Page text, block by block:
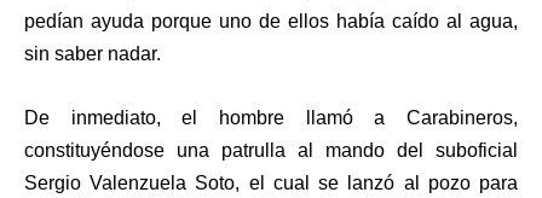
pedían ayuda porque uno de ellos había caído al agua,
sin saber nadar.
De inmediato, el hombre llamó a Carabineros,
constituyéndose una patrulla al mando del suboficial
Sergio Valenzuela Soto, el cual se lanzó al pozo para